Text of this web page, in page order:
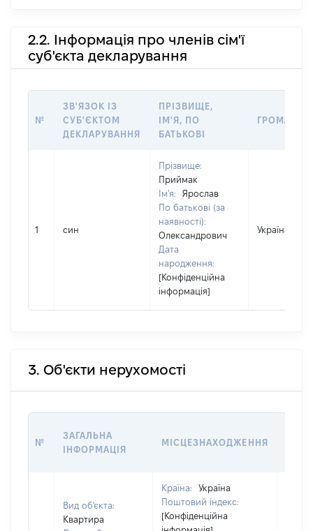
2.2. Інформація про членів сім'ї
суб'єкта декларування
№
ЗВ'ЯЗОК ІЗ
СУБ'ЄКТОМ
ДЕКЛАРУВАННЯ
ПРІЗВИЩЕ,
ІМ'Я, ПО
БАТЬКОВІ
1 син
Прізвище:
Приймак
Ім'я:
Ярослав
По батькові (за
наявності):
Олександрович
Дата
народження:
[Конфіденційна
інформація]
Україна
3. Об'єкти нерухомості
№
ЗАГАЛЬНА
ІНФОРМАЦІЯ
МІСЦЕЗНАХОДЖЕННЯ
Вид об'єкта:
Квартира
Країна:
Україна
Поштовий індекс:
[Конфіденційна